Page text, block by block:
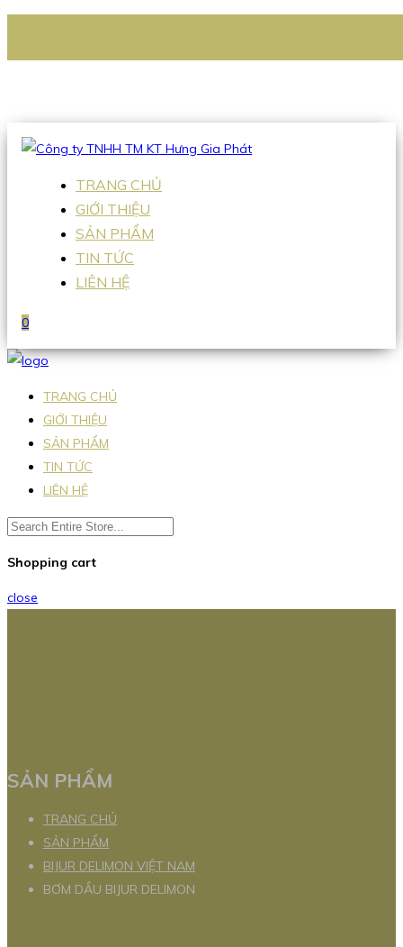
Hotline:0938 336 079
TRANG CHỦ
GIỚI THIỆU
SẢN PHẨM
TIN TỨC
LIÊN HỆ
0
TRANG CHỦ
GIỚI THIỆU
SẢN PHẨM
TIN TỨC
LIÊN HỆ
Shopping cart
close
SẢN PHẨM
TRANG CHỦ
SẢN PHẨM
BIJUR DELIMON VIỆT NAM
BƠM DẦU BIJUR DELIMON